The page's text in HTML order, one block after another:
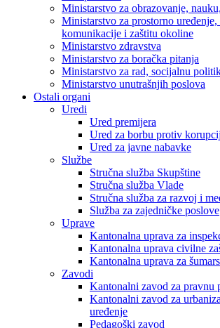
Ministarstvo za obrazovanje,
Ministarstvo za prostorno uređenje,
komunikacije i zaštitu okoline
Ministarstvo zdravstva
Ministarstvo za boračka pitanja
Ministarstvo za rad, socijalnu
Ministarstvo unutrašnjih poslova
Ostali organi
Uredi
Ured premijera
Ured za borbu protiv
Ured za javne nabavke
Službe
Stručna služba Skupštine
Stručna služba Vlade
Stručna služba za razvoj i
Služba za zajedničke poslove
Uprave
Kantonalna uprava za
Kantonalna uprava civilne
Kantonalna uprava za
Zavodi
Kantonalni zavod za pravnu
Kantonalni zavod za
uređenje
Pedagoški zavod